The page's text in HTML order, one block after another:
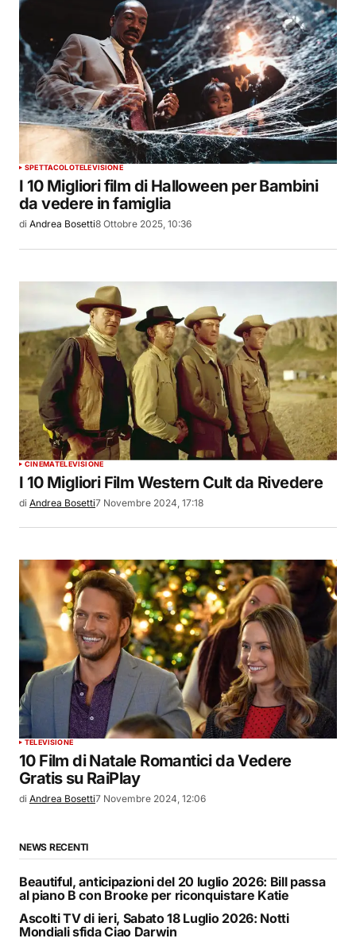
SPETTACOLOTELEVISIONE
I 10 Migliori film di Halloween per Bambini
da vedere in famiglia
di Andrea Bosetti8 Ottobre 2025, 10:36
CINEMATELEVISIONE
I 10 Migliori Film Western Cult da Rivedere
di Andrea Bosetti7 Novembre 2024, 17:18
TELEVISIONE
10 Film di Natale Romantici da Vedere
Gratis su RaiPlay
di Andrea Bosetti7 Novembre 2024, 12:06
NEWS RECENTI
Beautiful, anticipazioni del 20 luglio 2026: Bill passa
al piano B con Brooke per riconquistare Katie
Ascolti TV di ieri, Sabato 18 Luglio 2026: Notti
Mondiali sfida Ciao Darwin